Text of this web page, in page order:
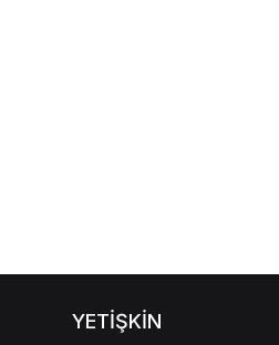
YETİŞKİN